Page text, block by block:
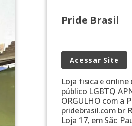
Pride Brasil
Acessar Site
Loja física e
público
ORGULHO com a
pridebrasil.com.br
Loja 17, em São